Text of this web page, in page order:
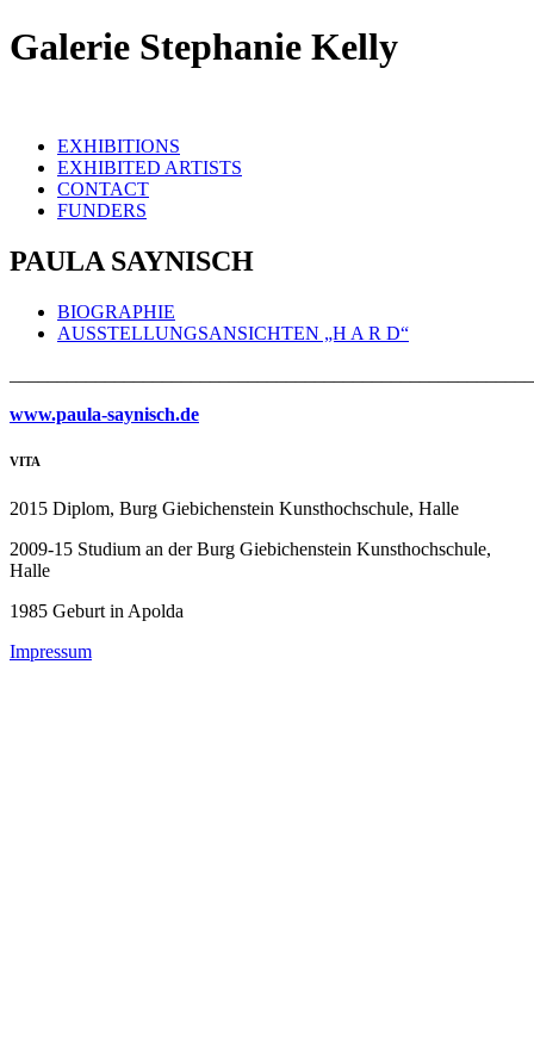
Galerie Stephanie Kelly
EXHIBITIONS
EXHIBITED ARTISTS
CONTACT
FUNDERS
PAULA SAYNISCH
BIOGRAPHIE
AUSSTELLUNGSANSICHTEN „H A R D“
www.paula-saynisch.de
VITA
2015 Diplom, Burg Giebichenstein Kunsthochschule, Halle
2009-15 Studium an der Burg Giebichenstein Kunsthochschule,
Halle
1985 Geburt in Apolda
Impressum